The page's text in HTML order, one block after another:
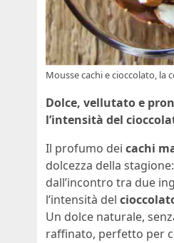
Mousse cachi e cioccolato,
Dolce, vellutato e
l’intensità del
Il profumo dei cachi
dolcezza della
dall’incontro tra due
l’intensità del
Un dolce naturale,
raffinato, perfetto per